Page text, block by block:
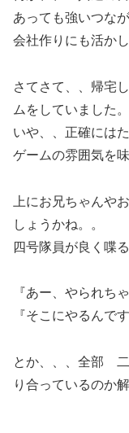
あっても強いつな
会社作りにも活か
さてさて、、帰宅
ムをしていました。
いや、、正確には
ゲームの雰囲気を
上にお兄ちゃんや
しょうかね。。
四号隊員が良く喋
『あー、やられち
『そこにやるんで
とか、、、全部 二
り合っているのか